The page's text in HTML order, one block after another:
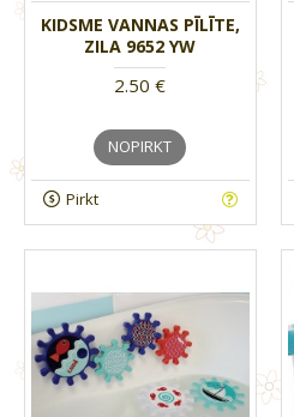
KIDSME VANNAS PĪLĪTE,
ZILA 9652 YW
2.50 €
NOPIRKT
Pirkt